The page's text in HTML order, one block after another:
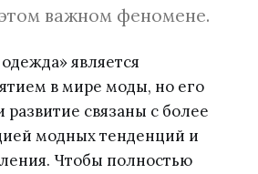
важном феномене.
является
в мире моды, но его
связаны с более
модных тенденций и
Чтобы полностью